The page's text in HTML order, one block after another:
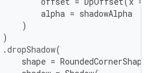
alpha = shadowAlpha
)
)
.dropShadow(
shape = RoundedCornerShape